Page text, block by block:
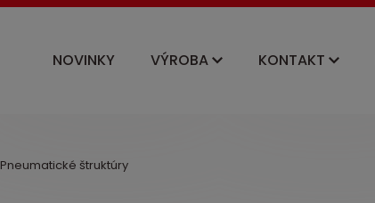
NOVINKY VÝROBA KONTAKT
Pneumatické štruktúry